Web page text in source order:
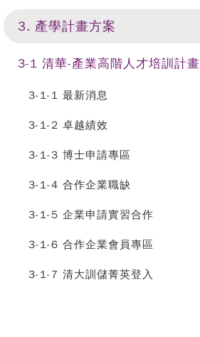
3. 產學計畫方案
3-1 清華-產業高階人才培訓計畫
3-1-1 最新消息
3-1-2 卓越績效
3-1-3 博士申請專區
3-1-4 合作企業職缺
3-1-5 企業申請實習合作
3-1-6 合作企業會員專區
3-1-7 清大訓儲菁英登入